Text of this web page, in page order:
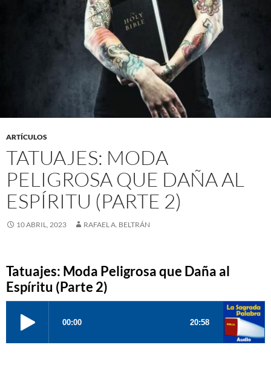
ARTÍCULOS
TATUAJES: MODA
PELIGROSA QUE DAÑA AL
ESPÍRITU (PARTE 2)
10 ABRIL, 2023 RAFAEL A. BELTRÁN
Tatuajes: Moda Peligrosa que Daña al
Espíritu (Parte 2)